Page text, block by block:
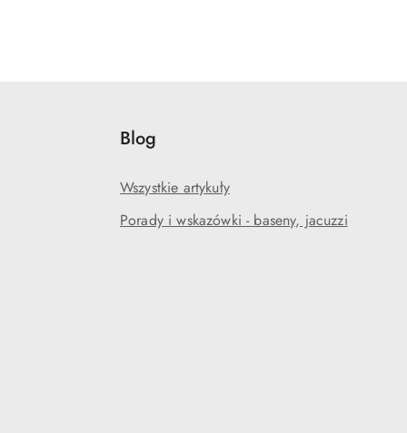
Blog
Wszystkie artykuły
Porady i wskazówki - baseny, jacuzzi